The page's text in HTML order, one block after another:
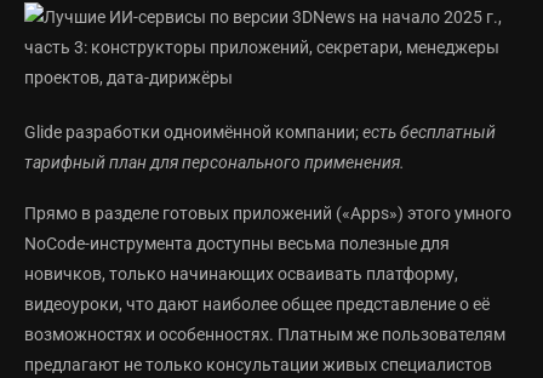
Glide разработки одноимённой компании;есть бесплатный
тарифный план для персонального применения.
Прямо в разделе готовых приложений («Apps») этого умного
NoCode-инструмента доступны весьма полезные для
новичков, только начинающих осваивать платформу,
видеоуроки, что дают наиболее общее представление о её
возможностях и особенностях. Платным же пользователям
предлагают не только консультации живых специалистов